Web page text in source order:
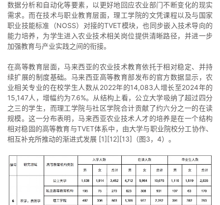
数据分析和自动化等要素，以更好地回应农业部门不断变化的现实
需求。而在技术与职业教育层面，理工学院的文凭课程以及与国家
职业技能标准（NOSS）对接的TVET模块，也同步嵌入技术导向的
能力培养，为学生进入农业技术相关岗位提供清晰路径，并进一步
加强教育与产业实践之间的衔接。
在高等教育层面，马来西亚的农业技术教育依托于相对稳定、并持
续扩展的制度基础。马来西亚高等教育部发布的官方数据显示，农
业相关专业的在校学生人数从2022年的14,083人增长至2024年的
15,147人，增幅约为7.6%。从结构上看，公立大学吸纳了超过四分
之三的学生，而理工学院与社区学院合计贡献了约六分之一的在读
规模。这一分布表明，马来西亚农业技术人才的培养是在一个结构
相对稳固的高等教育与TVET体系中，由大学与职业院校分工协作、
相互补充所推动的渐进式发展 [1][12][13]（图3，4）。